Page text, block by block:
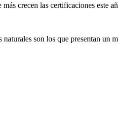
crecen las certificaciones este
son los que presentan un